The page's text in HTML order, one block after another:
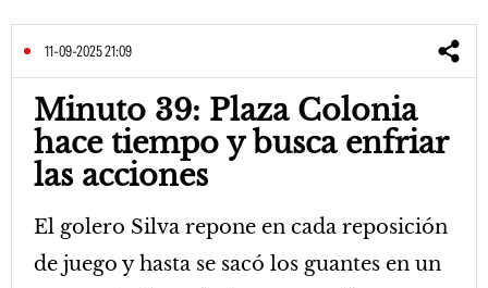
11-09-2025 21:09
Minuto 39: Plaza Colonia
hace tiempo y busca enfriar
las acciones
El golero Silva repone en cada reposición
de juego y hasta se sacó los guantes en un